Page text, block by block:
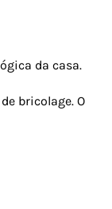
da casa.
bricolage. O